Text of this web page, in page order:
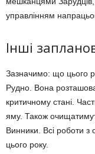
управлінням
Інші
Зазначимо: що цього
Рудно. Вона
критичному стані.
яму. Також
Винники. Всі роботи
цього року.